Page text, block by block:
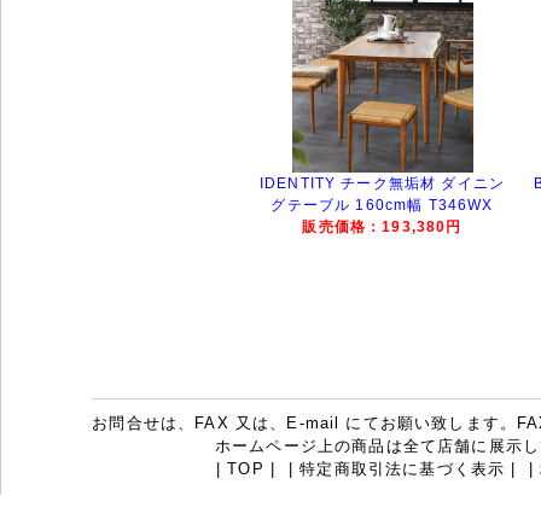
IDENTITY チーク無垢材 ダイニン
グテーブル 160cm幅 T346WX
販売価格：193,380円
お問合せは、FAX 又は、E-mail にてお願い致します。
ホームページ上の商品は全て店舗に展示
|TOP |特定商取引法に基づく表示 |